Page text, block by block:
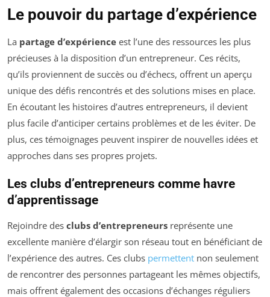
Le pouvoir du partage d’expérience
La partage d’expérience est l’une des ressources les plus
précieuses à la disposition d’un entrepreneur. Ces récits,
qu’ils proviennent de succès ou d’échecs, offrent un aperçu
unique des défis rencontrés et des solutions mises en place.
En écoutant les histoires d’autres entrepreneurs, il devient
plus facile d’anticiper certains problèmes et de les éviter. De
plus, ces témoignages peuvent inspirer de nouvelles idées et
approches dans ses propres projets.
Les clubs d’entrepreneurs comme havre
d’apprentissage
Rejoindre des clubs d’entrepreneurs représente une
excellente manière d’élargir son réseau tout en bénéficiant de
l’expérience des autres. Ces clubs permettent non seulement
de rencontrer des personnes partageant les mêmes objectifs,
mais offrent également des occasions d’échanges réguliers